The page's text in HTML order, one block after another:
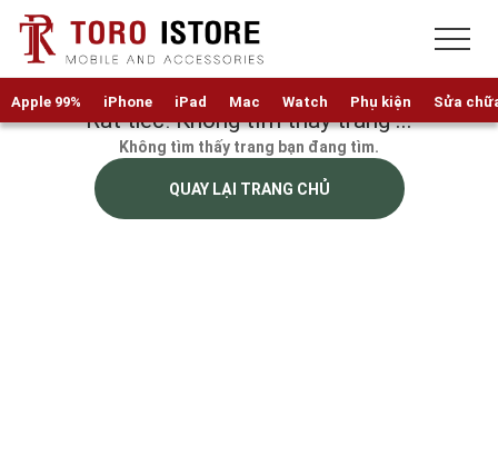
Apple 99% iPhone iPad Mac Watch Phụ kiện Sửa
Rất tiếc! Không tìm thấy trang ...
Không tìm thấy trang bạn đang tìm.
QUAY LẠI TRANG CHỦ